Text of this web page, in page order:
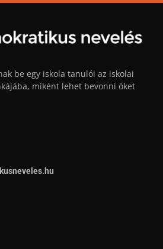
be egy iskola tanulói az iskolai
miként lehet bevonni öket